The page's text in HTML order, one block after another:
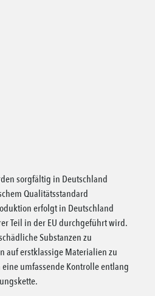
sorgfältig in Deutschland
Qualitätsstandard
erfolgt in Deutschland
Teil in der EU durchgeführt wird.
Substanzen zu
auf erstklassige Materialien zu
umfassende Kontrolle entlang